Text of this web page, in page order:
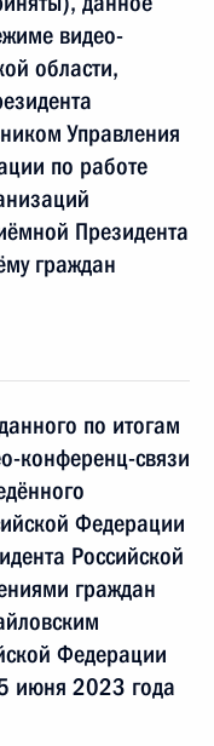
видео-
области,
Управления
по работе
Президента
граждан
по итогам
конференц-связи
Федерации
Российской
граждан
Федерации
июня 2023 года